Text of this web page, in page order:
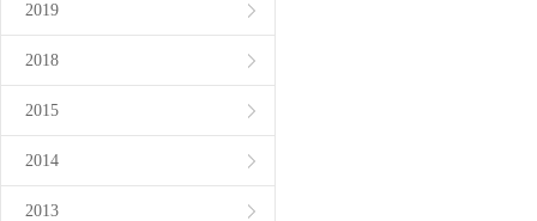
2019
2018
2015
2014
2013